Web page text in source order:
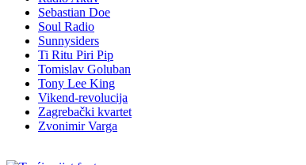
Sebastian Doe
Soul Radio
Sunnysiders
Ti Ritu Piri Pip
Tomislav Goluban
Tony Lee King
Vikend-revolucija
Zagrebački kvartet
Zvonimir Varga